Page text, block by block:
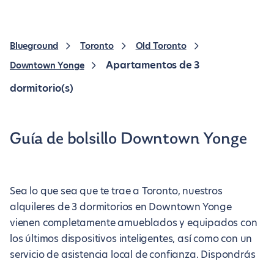
Blueground Toronto
Old Toronto
Downtown Yonge
Apartamentos de 3
dormitorio(s)
Guía de bolsillo Downtown Yonge
Sea lo que sea que te trae a Toronto, nuestros
alquileres de 3 dormitorios en Downtown Yonge
vienen completamente amueblados y equipados con
los últimos dispositivos inteligentes, así como con un
servicio de asistencia local de confianza. Dispondrás